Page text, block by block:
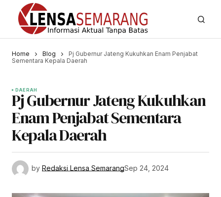
Home Blog
Pj Gubernur Jateng Kukuhkan Enam Penjabat
Sementara Kepala Daerah
DAERAH
Pj Gubernur Jateng Kukuhkan
Enam Penjabat Sementara
Kepala Daerah
by Redaksi Lensa SemarangSep 24, 2024